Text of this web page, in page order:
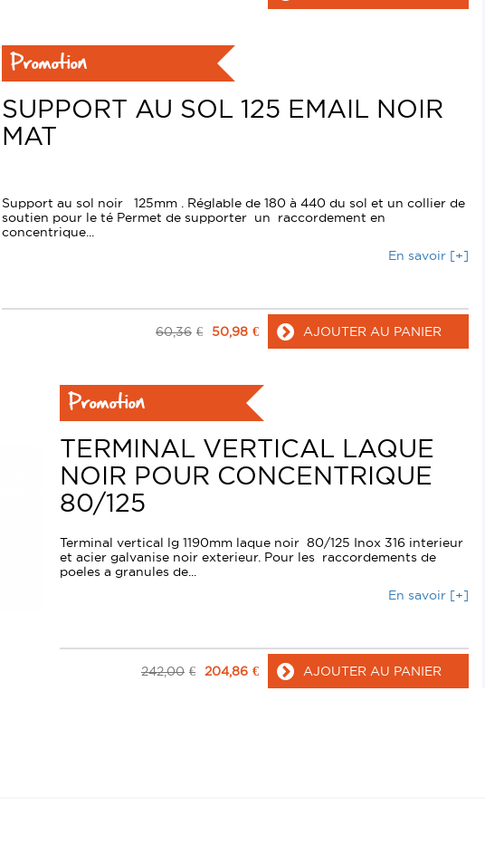
Promotion
SUPPORT AU SOL 125 EMAIL NOIR
MAT
Support au sol noir 125mm . Réglable de 180 à 440 du sol et un collier de
soutien pour le té Permet de supporter un raccordement en
concentrique...
En savoir [+]
60,36 € 50,98 € AJOUTER AU PANIER
Promotion
TERMINAL VERTICAL LAQUE
NOIR POUR CONCENTRIQUE
80/125
Terminal vertical lg 1190mm laque noir 80/125 Inox 316 interieur
et acier galvanise noir exterieur. Pour les raccordements de
poeles a granules de...
En savoir [+]
242,00 € 204,86 € AJOUTER AU PANIER